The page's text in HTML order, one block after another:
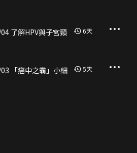
了解HPV與子宮頸
6天
「癌中之霸」小細
5天